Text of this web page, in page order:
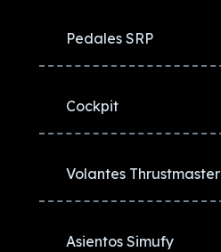
Pedales SRP
Cockpit
Volantes Thrustmaster
Asientos Simufy